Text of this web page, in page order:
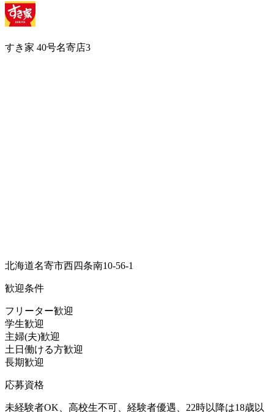
すき家 40号名寄店3
北海道名寄市西四条南10-56-1
歓迎条件
フリーター歓迎
学生歓迎
主婦(夫)歓迎
土日働ける方歓迎
長期歓迎
応募資格
未経験者OK、高校生不可、経験者優遇、22時以降は18歳以